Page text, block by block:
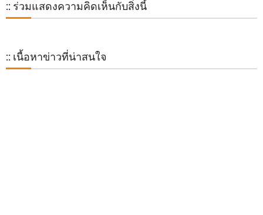
:: ร่วมแสดงความคิดเห็นกับสิ่งนี้
:: เนื้อหาข่าวที่น่าสนใจ